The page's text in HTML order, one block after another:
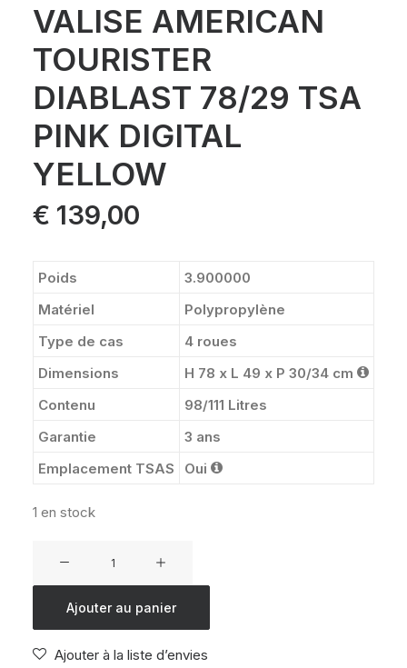
VALISE AMERICAN
TOURISTER
DIABLAST 78/29 TSA
PINK DIGITAL
YELLOW
€ 139,00
Poids
3.900000
Matériel
Polypropylène
Type de cas
4 roues
Dimensions
H 78 x L 49 x P 30/34 cm
Contenu
98/111 Litres
Garantie
3 ans
Emplacement TSAS
Oui
1 en stock
AMERICAN
DIABLAST
Ajouter au panier
Ajouter à la liste d’envies